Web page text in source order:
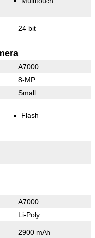
24 bit
A7000
8-MP
Small
Flash
A7000
Li-Poly
2900 mAh